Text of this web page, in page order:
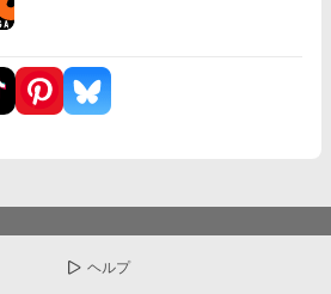
ヘルプ